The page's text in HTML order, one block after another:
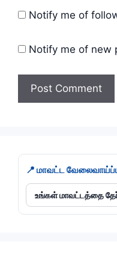
Notify me of
Notify me of new
📍 மாவட்ட